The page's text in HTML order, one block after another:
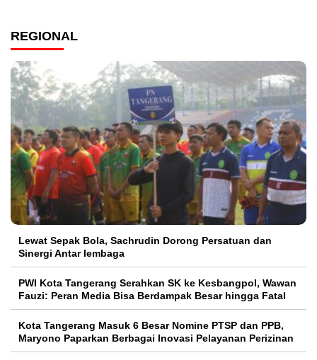
REGIONAL
Lewat Sepak Bola, Sachrudin Dorong Persatuan dan
Sinergi Antar lembaga
PWI Kota Tangerang Serahkan SK ke Kesbangpol, Wawan
Fauzi: Peran Media Bisa Berdampak Besar hingga Fatal
Kota Tangerang Masuk 6 Besar Nomine PTSP dan PPB,
Maryono Paparkan Berbagai Inovasi Pelayanan Perizinan